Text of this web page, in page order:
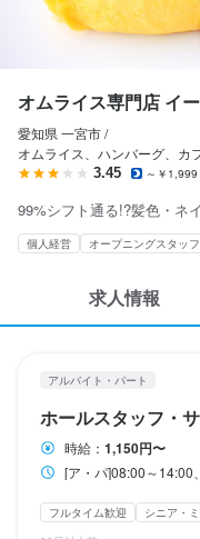
マイページ管理
気になる求人
検索履歴・保存した条件
応募履歴
WEB履歴書
掲載をご検討の店舗様へ
プライバシーポリシー
オムライス専門店 イ
愛知県 一宮市 /
オムライス、ハンバーグ、カ
3.45 ～￥1,999
99%シフト通る!?髪色・ネ
個人経営 オープニングスタッ
求人情報
アルバイト・パート
ホールスタッフ・
時給： 1,150円〜
[ア・パ]08:00～14:00、11:00～15:00、18:00～22:00 ■平日のみ、土日のみもOK ■1日3h／週1.2日～OK ※長時間働きたい方も大歓迎！ 月4回のシフト提出なので、 あなたの都合に合わせて働けます ※シフトは応相談 お昼までの勤務も
フルタイム歓迎 シニア・
ホールスタッフ・
時給 1,150円〜
昇給あり 扶養内勤務OK
ホールスタッフ・
時給 1,150円〜
昇給あり 扶養内勤務OK
調理師・調理スタ
時給 1,150円〜
昇給あり 扶養内勤務OK